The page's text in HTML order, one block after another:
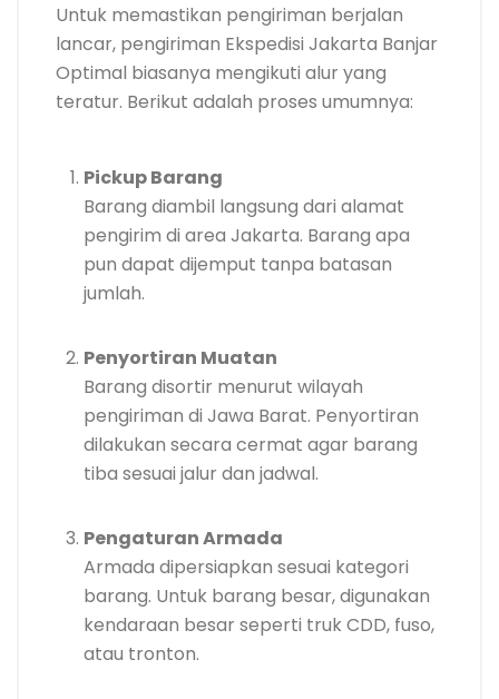
Untuk memastikan pengiriman berjalan
lancar, pengiriman Ekspedisi Jakarta Banjar
Optimal biasanya mengikuti alur yang
teratur. Berikut adalah proses umumnya:
Pickup Barang
Barang diambil langsung dari alamat
pengirim di area Jakarta. Barang apa
pun dapat dijemput tanpa batasan
jumlah.
Penyortiran Muatan
Barang disortir menurut wilayah
pengiriman di Jawa Barat. Penyortiran
dilakukan secara cermat agar barang
tiba sesuai jalur dan jadwal.
Pengaturan Armada
Armada dipersiapkan sesuai kategori
barang. Untuk barang besar, digunakan
kendaraan besar seperti truk CDD, fuso,
atau tronton.